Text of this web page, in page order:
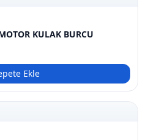
KULAK BURCU
Ekle